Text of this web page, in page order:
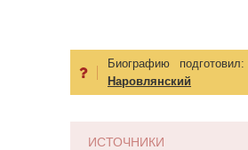
Биографию подготовил:
Наровлянский
ИСТОЧНИКИ